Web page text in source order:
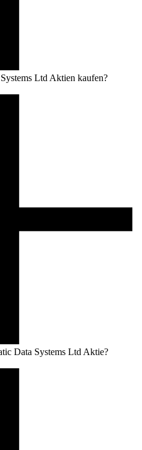
Ltd Aktien kaufen?
Data Systems Ltd Aktie?